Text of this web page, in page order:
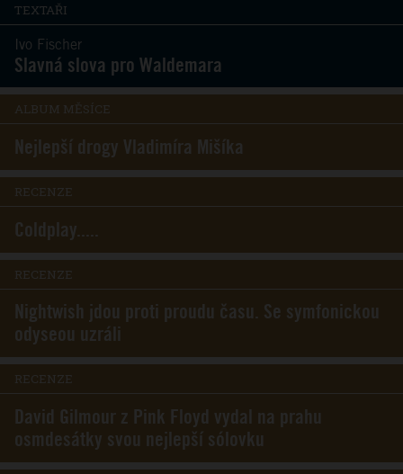
TEXTAŘI
Ivo Fischer
Slavná slova pro Waldemara
ALBUM MĚSÍCE
Nejlepší drogy Vladimíra Mišíka
RECENZE
Coldplay.....
RECENZE
Nightwish jdou proti proudu času. Se symfonickou
odyseou uzráli
RECENZE
David Gilmour z Pink Floyd vydal na prahu
osmdesátky svou nejlepší sólovku